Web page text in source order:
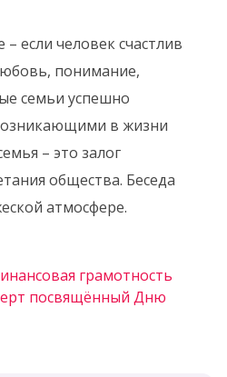
если человек счастлив
понимание,
семьи успешно
в жизни
– это залог
общества. Беседа
атмосфере.
грамотность
посвящённый Дню